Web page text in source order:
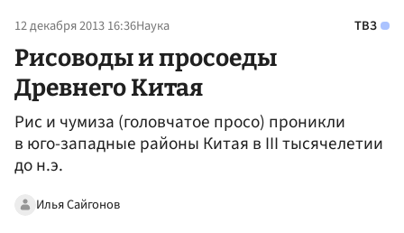
12 декабря 2013 16:36Наука ТВЗ
Рисоводы и просоеды
Древнего Китая
Рис и чумиза (головчатое просо) проникли
в юго-западные районы Китая в III тысячелетии
до н.э.
Илья Сайгонов